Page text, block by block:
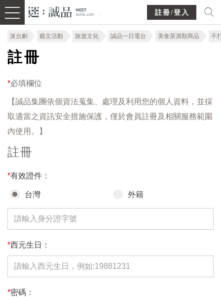
註冊/登入
迷台劇 藝文活動 旅遊文化 誠品一日電台 美食茶酒類商品 不
註冊
*必填欄位
【誠品集團依個資法蒐集、處理及利用您的個人資料，並採
取適當之資訊安全措施保護，僅於會員註冊及相關服務範圍
內使用。】
註冊
*有效證件：
台灣 外籍
*西元生日：
*密碼：